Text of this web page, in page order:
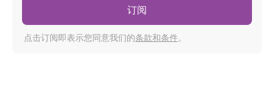
订阅
点击订阅即表示您同意我们的条款和条件。